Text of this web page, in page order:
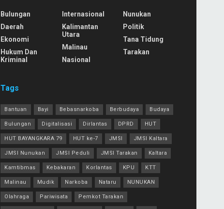
Bulungan
Daerah
Ekonomi
Hukum Dan
Kriminal
Internasional
Kalimantan
Utara
Malinau
Nasional
Nunukan
Politik
Tana Tidung
Tarakan
Tags
Bantuan Bayi Bebasnarkoba Berbudaya Budaya
Bulungan Digitalisasi Dirlantas DPRD HUT
HUT BAYANGKARA 79 HUT ke-7 JMSI JMSI Kaltara
JMSI Nunukan JMSI Peduli JMSI Tarakan Kaltara
Kamtibmas Kebakaran Korlantas KPU KTT
Malinau Mudik Narkoba Nataru NUNUKAN
Olahraga Pariwisata Pemkot Tarakan